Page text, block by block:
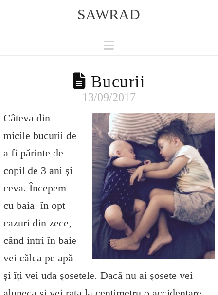
SAWRAD
Navigation
Bucurii
13/09/2017
Câteva din
micile bucurii de
a fi părinte de
copil de 3 ani și
ceva. Începem
cu baia: în opt
cazuri din zece,
când intri în baie
vei călca pe apă
și îți vei uda șosetele. Dacă nu ai șosete vei